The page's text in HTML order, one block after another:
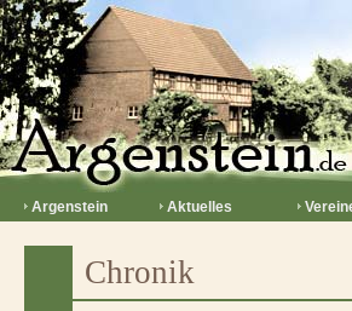
Argenstein Aktuelles
Chronik